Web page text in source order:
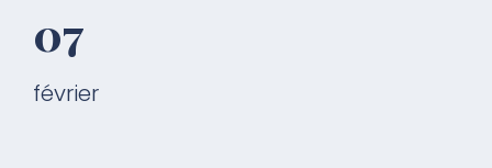
07
février